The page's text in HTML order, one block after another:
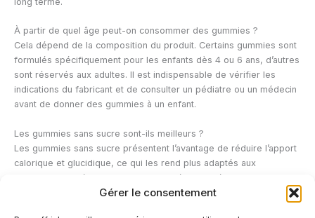
Gérer le consentement
À partir de quel âge peut-on consommer des gummies ?
Cela dépend de la composition du produit. Certains gummies sont
formulés spécifiquement pour les enfants dès 4 ou 6 ans, d’autres
sont réservés aux adultes. Il est indispensable de vérifier les
indications du fabricant et de consulter un pédiatre ou un médecin
avant de donner des gummies à un enfant.
Les gummies sans sucre sont-ils meilleurs ?
Les gummies sans sucre présentent l’avantage de réduire l’apport
calorique et glucidique, ce qui les rend plus adaptés aux
personnes diabétiques ou suivant un régime spécifique. En
revanche, les édulcorants utilisés en remplacement du sucre